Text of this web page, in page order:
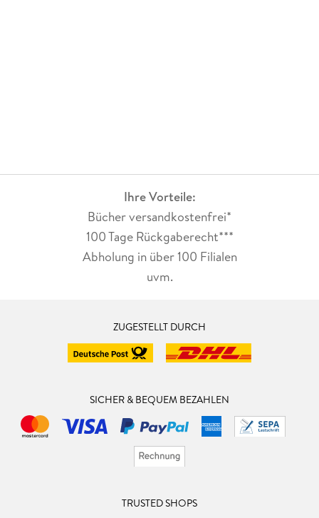
Ihre Vorteile:
Bücher versandkostenfrei*
100 Tage Rückgaberecht***
Abholung in über 100 Filialen
uvm.
ZUGESTELLT DURCH
SICHER & BEQUEM BEZAHLEN
TRUSTED SHOPS